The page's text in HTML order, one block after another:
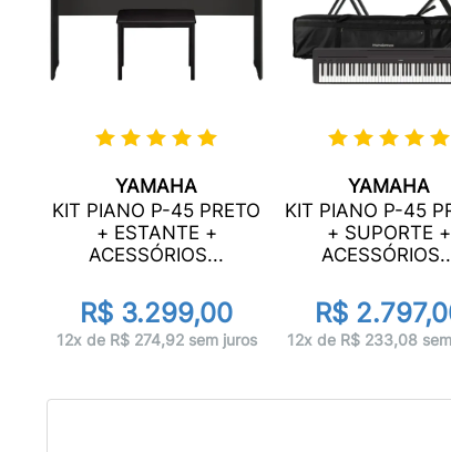
YAMAHA
KIT PIANO P-45 PRETO
+ ESTANTE +
ACESSÓRIOS...
R$ 3.299,00
12x de R$ 274,92 sem juros
YAMAHA
KIT PIANO P-45
+ SUPORTE +
R$
12x de R$ 233,08